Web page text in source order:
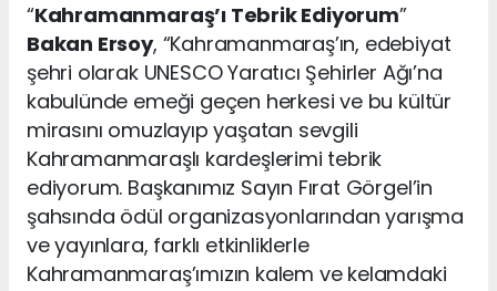
“Kahramanmaraş’ı Tebrik Ediyorum”
Bakan Ersoy, “Kahramanmaraş’ın, edebiyat
şehri olarak UNESCO Yaratıcı Şehirler Ağı’na
kabulünde emeği geçen herkesi ve bu kültür
mirasını omuzlayıp yaşatan sevgili
Kahramanmaraşlı kardeşlerimi tebrik
ediyorum. Başkanımız Sayın Fırat Görgel’in
şahsında ödül organizasyonlarından yarışma
ve yayınlara, farklı etkinliklerle
Kahramanmaraş’ımızın kalem ve kelamdaki